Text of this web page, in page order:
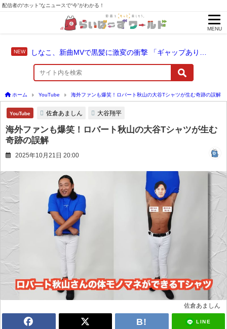
配信者の“ホット”なニュースで“今”がわかる！
MENU
ホーム YouTube 海外ファンも爆笑！ロバート秋山の大谷Tシャツが生む奇跡の誤解
YouTube 佐倉あましん 大谷翔平
海外ファンも爆笑！ロバート秋山の大谷Tシャツが生む
奇跡の誤解
2025年10月21日 20:00
佐倉あましん
LINE